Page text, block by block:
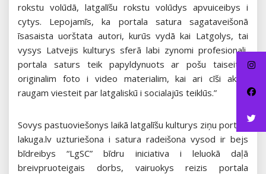
rokstu volūdā, latgalīšu rokstu volūdys apvuiceibys i
cytys. Lepojamīs, ka portala satura sagataveišonā
īsasaista uorštata autori, kurūs vydā kai Latgolys, tai
vysys Latvejis kulturys sferā labi zynomi profesionali,
portala saturs teik papyldynuots ar pošu taiseitim
originalim foto i video materialim, kai ari cīši aktivi
raugam viesteit par latgaliskū i socialajūs teiklūs.”
Sovys pastuoviešonys laikā latgalīšu kulturys ziņu portala
lakuga.lv uzturiešona i satura radeišona vysod ir bejs
bīdreibys “LgSC” bīdru iniciativa i leluokā daļā
breivpruoteigais dorbs, vairuokys reizis portala